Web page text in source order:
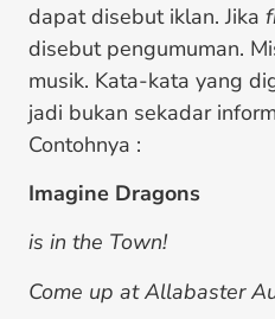
dapat disebut iklan. Jika
disebut pengumuman.
musik. Kata-kata yang
jadi bukan sekadar
Contohnya :
Imagine Dragons
is in the Town!
Come up at Allabaster